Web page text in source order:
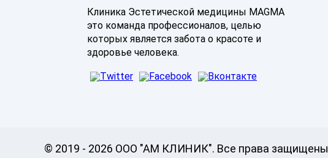
Клиника Эстетической медицины MAGMA
это команда профессионалов, целью
которых является забота о красоте и
здоровье человека.
© 2019 - 2026 ООО "АМ КЛИНИК". Все права защищены